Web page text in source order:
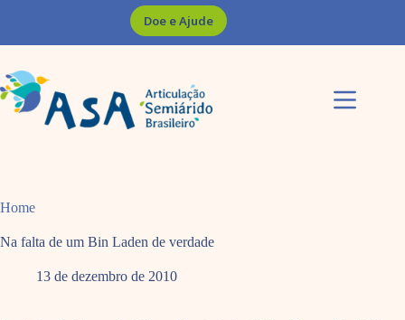
Doe e Ajude
Home
Na falta de um Bin Laden de verdade
13 de dezembro de 2010